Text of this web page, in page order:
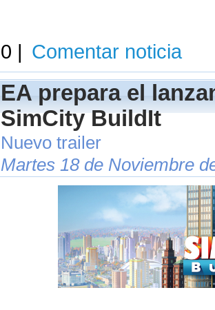
0 | Comentar noticia
EA prepara el
SimCity BuildIt
Nuevo trailer
Martes 18 de Noviembre